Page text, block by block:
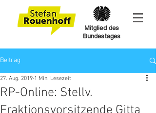
Mitglied des
Bundestages
Beitrag
RP-Online: Stellv.
27. Aug. 2019 1 Min. Lesezeit